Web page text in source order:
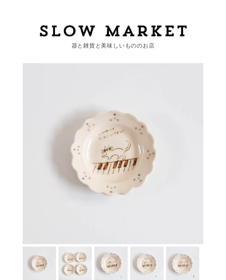
カートを見る
作家・ブランドから探す
配送について
ログイン
器と雑貨と美味しいもののお店